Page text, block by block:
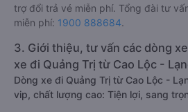
trợ đổi trả vé miễn phí. Tổng đài tư
miễn phí: 1900 888684.
3. Giới thiệu, tư vấn các dòng
xe đi Quảng Trị từ Cao Lộc -
Dòng xe đi Quảng Trị từ Cao Lộc -
vip, chất lượng cao: Tiện lợi, sang